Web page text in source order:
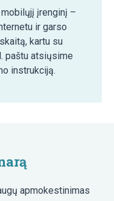
įrenginį –
ir garso
kartu su
paštu atsiųsime
instrukciją.
apmokestinimas